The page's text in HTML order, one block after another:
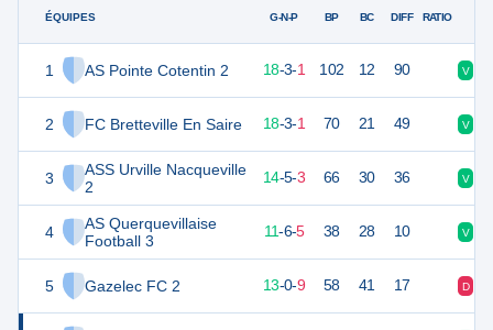
ÉQUIPES
1 AS Pointe Cotentin 2
2 FC Bretteville En Saire
3
ASS Urville Nacqueville
2
4
AS Querquevillaise
Football 3
5 Gazelec FC 2
G-N-P BP BC DIFF RATIO
57 18-3-1 102 12 90 V
57 22 18-3-1 70 21 49 V
47 22 14-5-3 66 30 36 V
39 11-6-5 38 28 10 V
13-0-9 58 41 17 D